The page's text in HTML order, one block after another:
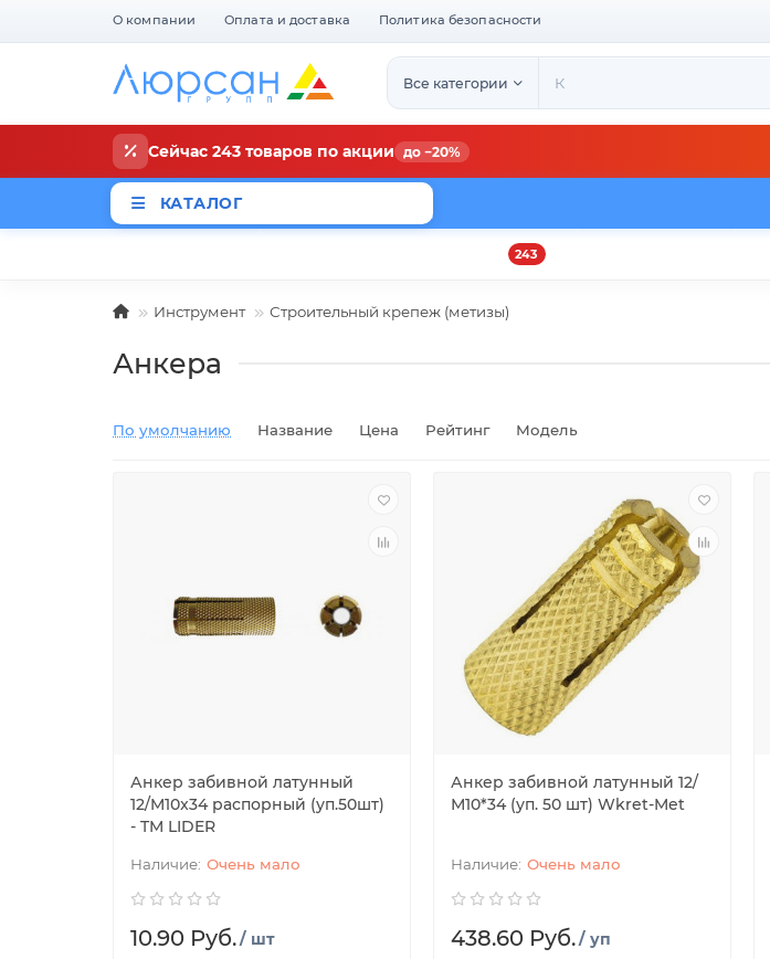
О компании Оплата и доставка Политика безопасности
Все категории
Сейчас 243 товаров по акции до −20%
КАТАЛОГ
243
Инструмент Строительный крепеж (метизы)
Анкера
По умолчанию Название Цена Рейтинг Модель
Анкер забивной латунный
12/M10x34 распорный (уп.50шт)
- TM LIDER
Очень мало
10.90 Руб./ шт
Анкер забивной латунный 12/
М10*34 (уп. 50 шт) Wkret-Met
Очень мало
438.60 Руб./ уп